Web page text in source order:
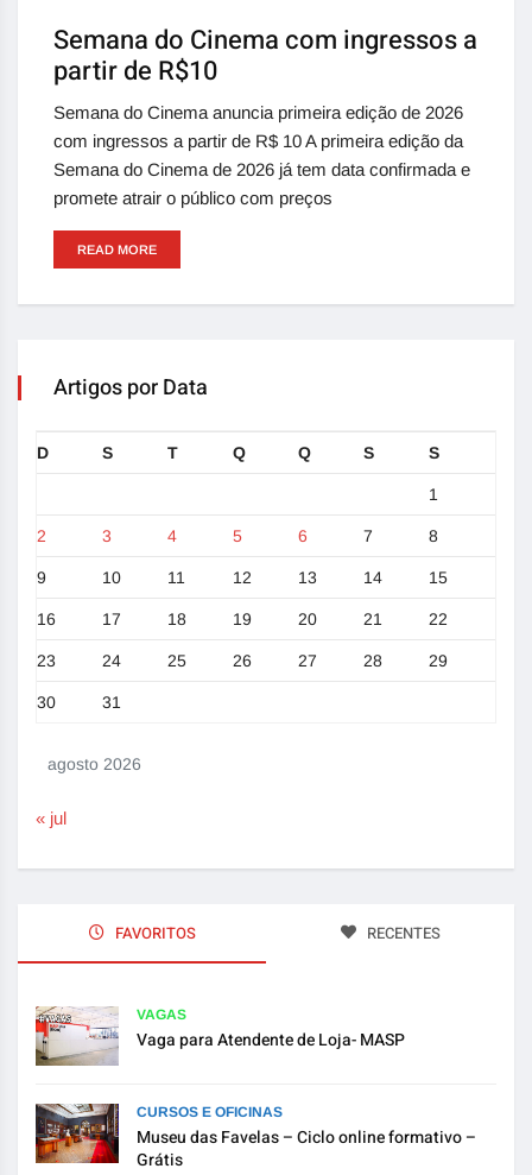
Semana do Cinema com ingressos a
partir de R$10
Semana do Cinema anuncia primeira edição de 2026
com ingressos a partir de R$ 10 A primeira edição da
Semana do Cinema de 2026 já tem data confirmada e
promete atrair o público com preços
READ MORE
Artigos por Data
agosto 2026
D S T Q Q S S
1
2 3 4 5 6 7 8
9 10 11 12 13 14 15
16 17 18 19 20 21 22
23 24 25 26 27 28 29
30 31
« jul
FAVORITOS RECENTES
VAGAS
Vaga para Atendente de Loja- MASP
CURSOS E OFICINAS
Museu das Favelas – Ciclo online formativo –
Grátis